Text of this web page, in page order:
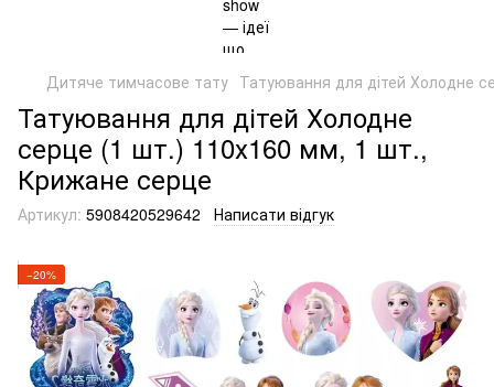
Дитяче тимчасове тату Татуювання для дітей Холодне
Татуювання для дітей Холодне
серце (1 шт.) 110х160 мм, 1 шт.,
Крижане серце
Артикул: 5908420529642 Написати відгук
−20%